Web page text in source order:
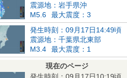
震源地：岩手県沖
M5.6
最大震度：3
発生時刻：09月17日14:49頃
震源地：千葉県北東部
M3.4
最大震度：1
現在のページ
発生時刻：09月17日10:19頃